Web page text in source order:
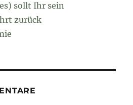
sollt Ihr sein
zurück